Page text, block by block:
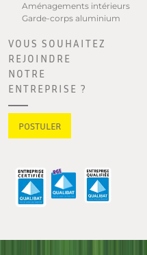
Aménagements intérieurs
Garde-corps aluminium
VOUS SOUHAITEZ
REJOINDRE
NOTRE
ENTREPRISE ?
POSTULER